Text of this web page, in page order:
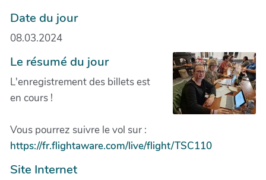
Date du jour
08.03.2024
Le résumé du jour
L'enregistrement des billets est
en cours !
Vous pourrez suivre le vol sur :
https://fr.flightaware.com/live/flight/TSC110
Site Internet